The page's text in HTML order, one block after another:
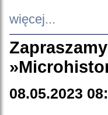
więcej...
08.05.2023